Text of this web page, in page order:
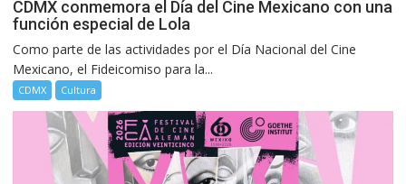
CDMX conmemora el Día del Cine Mexicano con una
función especial de Lola
Como parte de las actividades por el Día Nacional del Cine
Mexicano, el Fideicomiso para la...
CDMX Cultura